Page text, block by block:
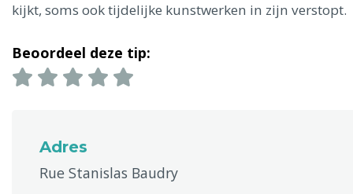
kijkt, soms ook tijdelijke kunstwerken in zijn verstopt.
Beoordeel deze tip:
Adres
Rue Stanislas Baudry